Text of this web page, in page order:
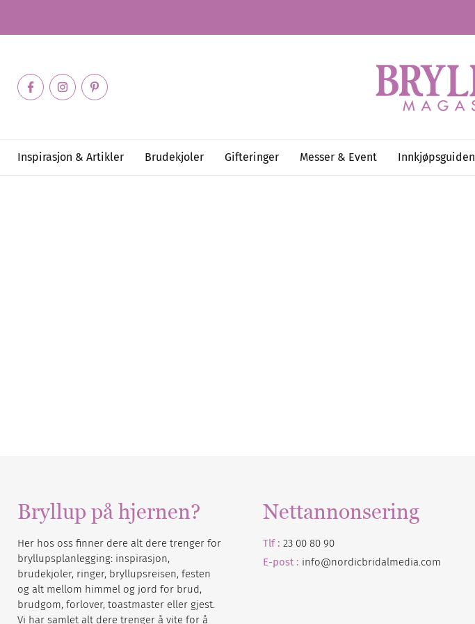
Inspirasjon & Artikler Brudekjoler Gifteringer Messer & Event Innkjøpsguiden
Bryllup på hjernen?
Her hos oss finner dere alt dere trenger for
bryllupsplanlegging: inspirasjon,
brudekjoler, ringer, bryllupsreisen, festen
og alt mellom himmel og jord for brud,
brudgom, forlover, toastmaster eller gjest.
Vi har samlet alt dere trenger å vite for å
Nettannonsering
Tlf : 23 00 80 90
E-post : info@nordicbridalmedia.com